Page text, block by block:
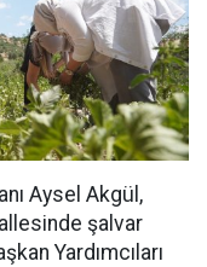
Aysel Akgül,
şalvar
Yardımcıları